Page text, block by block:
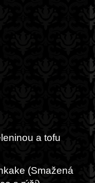
a tofu
(Smažená